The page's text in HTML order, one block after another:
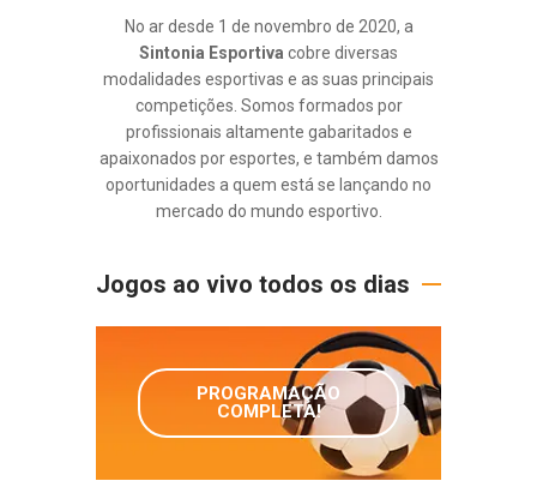
No ar desde 1 de novembro de 2020, a
Sintonia Esportiva cobre diversas
modalidades esportivas e as suas principais
competições. Somos formados por
profissionais altamente gabaritados e
apaixonados por esportes, e também damos
oportunidades a quem está se lançando no
mercado do mundo esportivo.
Jogos ao vivo todos os dias
PROGRAMAÇÃO
COMPLETA!